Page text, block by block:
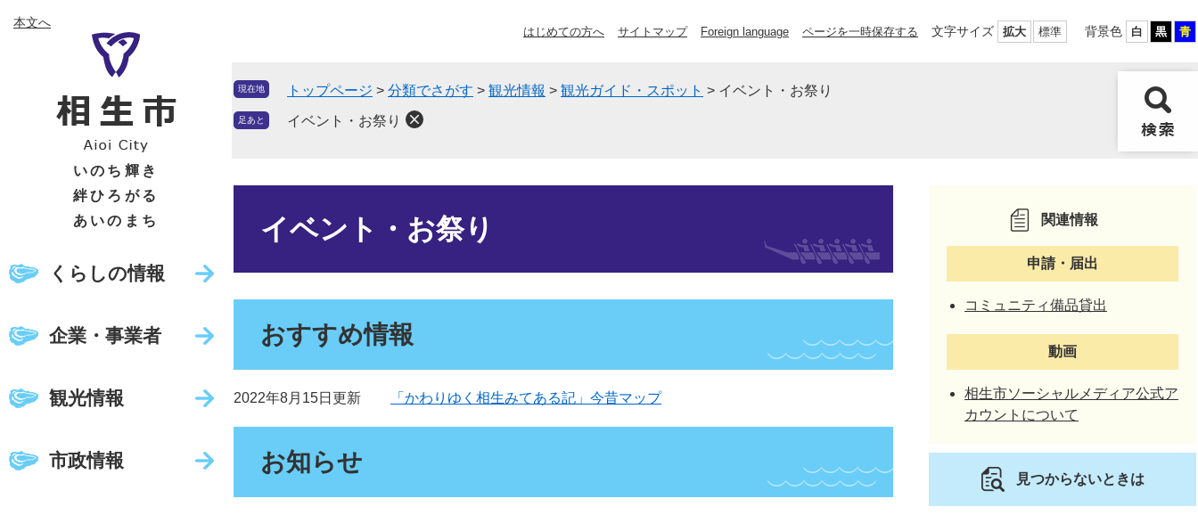
ー
ニ
本文へ
いのち輝き
絆ひろがる
あいのまち
くらしの情報
企業・事業者
観光情報
市政情報
はじめての方へ サイトマップ Foreign language ページを一時保存する 文字サイズ 拡大 標準 背景色 白 黒 青
現在地 トップページ > 分類でさがす > 観光情報 > 観光ガイド・スポット > イベント・お祭り
足あと イベント・お祭り
イベント・お祭り
おすすめ情報
2022年8月15日更新 「かわりゆく相生みてある記」今昔マップ
お知らせ
関連情報
申請・届出
コミュニティ備品貸出
動画
相生市ソーシャルメディア公式ア
カウントについて
見つからないときは